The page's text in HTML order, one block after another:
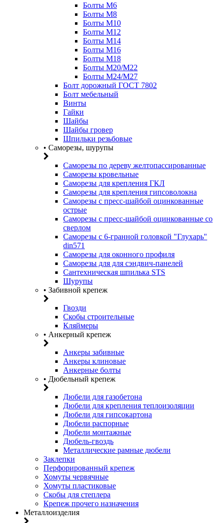
Болты М6
Болты М8
Болты М10
Болты М12
Болты М14
Болты М16
Болты М18
Болты М20/M22
Болты М24/М27
Болт дорожный ГОСТ 7802
Болт мебельный
Винты
Гайки
Шайбы
Шайбы гровер
Шпильки резьбовые
• Саморезы, шурупы
Саморезы по дереву желтопассированные
Саморезы кровельные
Саморезы для крепления ГКЛ
Саморезы для крепления гипсоволокна
Саморезы с пресс-шайбой оцинкованные
острые
Саморезы с пресс-шайбой оцинкованные со
сверлом
Саморезы с 6-гранной головкой "Глухарь"
din571
Саморезы для оконного профиля
Саморезы для для сэндвич-панелей
Сантехническая шпилька STS
Шурупы
• Забивной крепеж
Гвозди
Скобы строительные
Кляймеры
• Анкерный крепеж
Анкеры забивные
Анкеры клиновые
Анкерные болты
• Дюбельный крепеж
Дюбели для газобетона
Дюбели для крепления теплоизоляции
Дюбели для гипсокартона
Дюбели распорные
Дюбели монтажные
Дюбель-гвоздь
Металлические рамные дюбели
Заклепки
Перфорированный крепеж
Хомуты червячные
Хомуты пластиковые
Скобы для степлера
Крепеж прочего назначения
Металлоизделия